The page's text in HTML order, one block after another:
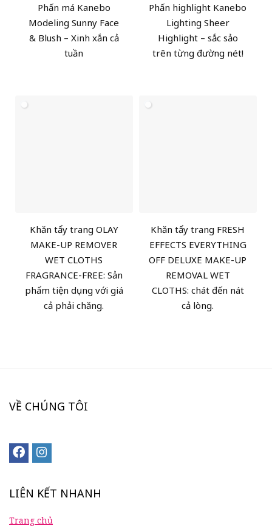
Phấn má Kanebo
Modeling Sunny Face
& Blush – Xinh xắn cả
tuần
Phấn highlight Kanebo
Lighting Sheer
Highlight – sắc sảo
trên từng đường nét!
Khăn tẩy trang OLAY
MAKE-UP REMOVER
WET CLOTHS
FRAGRANCE-FREE: Sản
phẩm tiện dụng với giá
cả phải chăng.
Khăn tẩy trang FRESH
EFFECTS EVERYTHING
OFF DELUXE MAKE-UP
REMOVAL WET
CLOTHS: chát đến nát
cả lòng.
VỀ CHÚNG TÔI
LIÊN KẾT NHANH
Trang chủ